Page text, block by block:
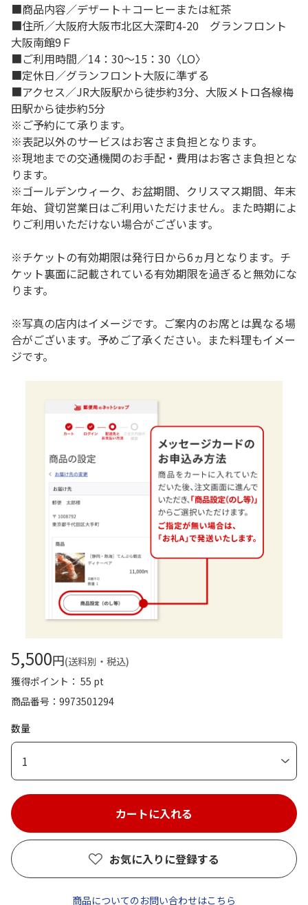
■商品内容／デザート＋コーヒーまたは紅茶
■住所／大阪府大阪市北区大深町4-20 グランフロント
大阪南館9Ｆ
■ご利用時間／14：30～15：30〈LO〉
■定休日／グランフロント大阪に準ずる
■アクセス／JR大阪駅から徒歩約3分、大阪メトロ各線梅
田駅から徒歩約5分
※ご予約にて承ります。
※表記以外のサービスはお客さま負担となります。
※現地までの交通機関のお手配・費用はお客さま負担とな
ります。
※ゴールデンウィーク、お盆期間、クリスマス期間、年末
年始、貸切営業日はご利用いただけません。また時期によ
りご利用いただけない場合がございます。
※チケットの有効期限は発行日から6ヵ月となります。チ
ケット裏面に記載されている有効期限を過ぎると無効にな
ります。
※写真の店内はイメージです。ご案内のお席とは異なる場
合がございます。予めご了承ください。また料理もイメー
ジです。
5,500円(送料別・税込)
獲得ポイント： 55 pt
商品番号
9973501294
数量
1
お気に入りに登録する
商品についてのお問い合わせはこちら